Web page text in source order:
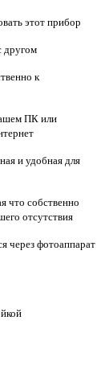
этот прибор
другом
к
ПК или
и удобная для
что собственно
отсутствия
через фотоаппарат